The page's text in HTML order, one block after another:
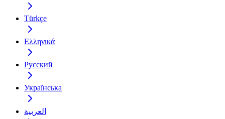
Türkçe
Ελληνικά
Русский
Українська
العربية